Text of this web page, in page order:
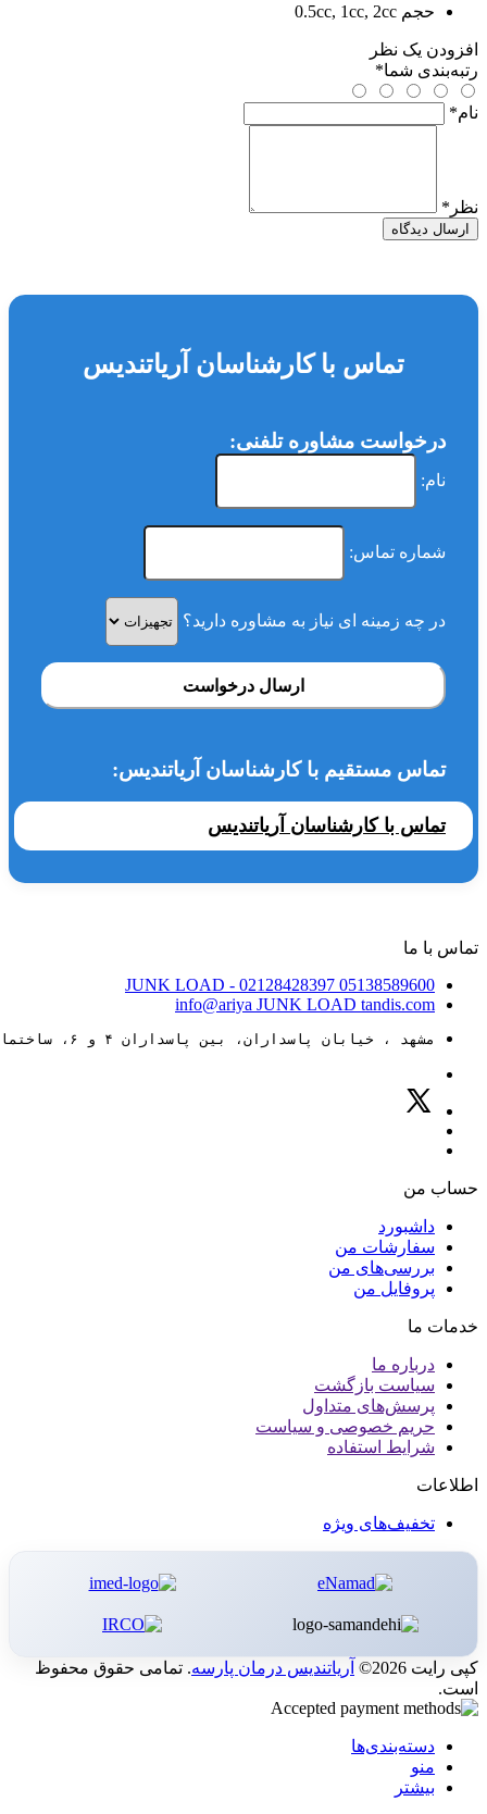
حجم 0.5cc, 1cc, 2cc
افزودن یک نظر
رتبه‌بندی شما*
نام*
نظر *
ارسال دیدگاه
تماس با کارشناسان آریاتندیس
درخواست مشاوره تلفنی:
نام:
شماره تماس:
در چه زمینه ای نیاز به مشاوره دارید؟
ارسال درخواست
تماس مستقیم با کارشناسان آریاتندیس:
تماس با کارشناسان آریاتندیس
تماس با ما
05138589600
JUNK LOAD - 02128428397
info@ariya JUNK LOAD tandis.com
مشهد ، خیابان پاسداران، بین پاسداران ۴ و ۶، ساختمان ۸۸
حساب من
داشبورد
سفارشات من
بررسی‌های من
پروفایل من
خدمات ما
درباره ما
سیاست بازگشت
پرسش‌های متداول
حریم خصوصی و سیاست
شرایط استفاده
اطلاعات
تخفیف‌های ویژه
کپی رایت 2026© آریاتندیس درمان پارسه. تمامی حقوق محفوظ
است.
دسته‌بندی‌ها
منو
بیشتر